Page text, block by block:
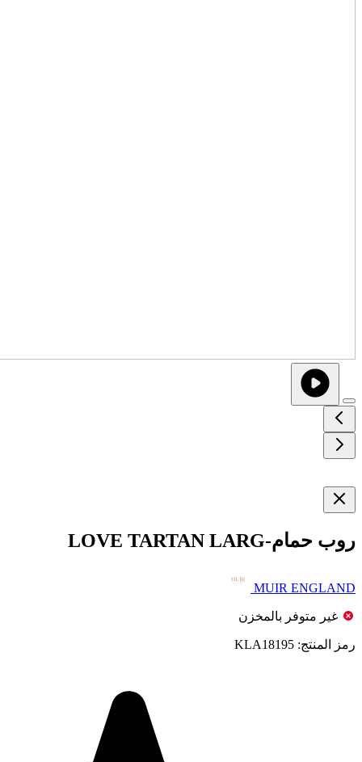
روب حمام-LOVE TARTAN LARG
MUIR ENGLAND
غير متوفر بالمخزن
رمز المنتج: KLA18195